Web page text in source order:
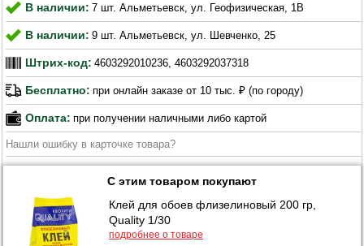
В наличии: 7 шт. Альметьевск, ул. Геофизическая, 1В
В наличии: 9 шт. Альметьевск, ул. Шевченко, 25
Штрих-код: 4603292010236, 4603292037318
Бесплатно: при онлайн заказе от 10 тыс. ₽ (по городу)
Оплата: при получении наличными либо картой
Нашли ошибку в карточке товара?
С этим товаром покупают
Клей для обоев флизелиновый 200 гр,
Quality 1/30
подробнее о товаре